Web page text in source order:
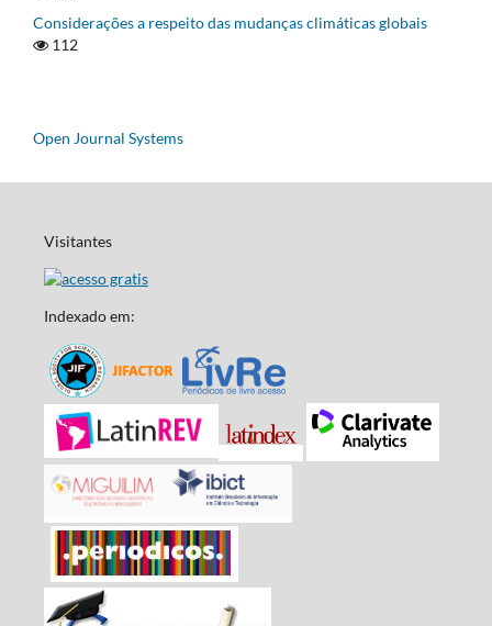
Considerações a respeito das mudanças climáticas globais
112
Open Journal Systems
Visitantes
Indexado em: